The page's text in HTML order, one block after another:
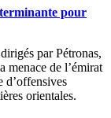
pour
par Pétronas,
menace de l’émirat
d’offensives
orientales.